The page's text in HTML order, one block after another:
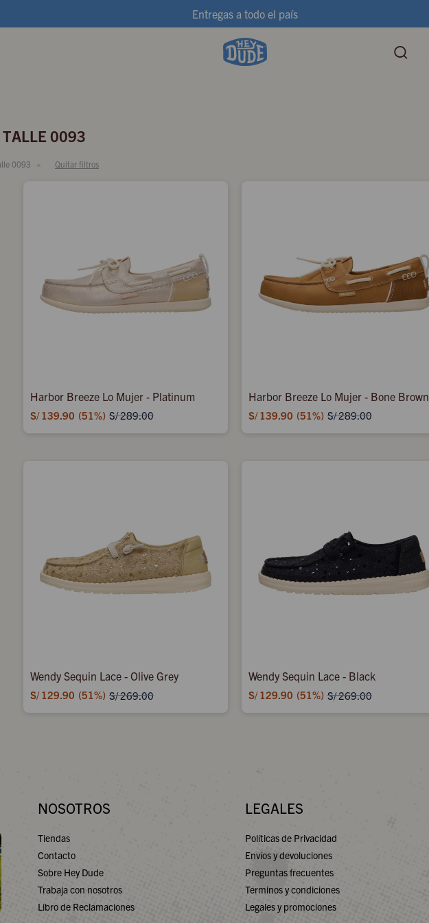
Entregas a todo el país
TALLE 0093
0093 Quitar filtros
Harbor Breeze Lo Mujer - Platinum
S/ 139.90 51 S/289.00
Harbor Breeze Lo Mujer - Bone Brown
S/ 139.90 51 S/289.00
Wendy Sequin Lace - Olive Grey
S/ 129.90 51 S/269.00
Wendy Sequin Lace - Black
S/ 129.90 51 S/269.00
NOSOTROS
Tiendas
Contacto
Sobre Hey Dude
Trabaja con nosotros
Libro de Reclamaciones
LEGALES
Políticas de Privacidad
Envíos y devoluciones
Preguntas frecuentes
Términos y condiciones
Legales y promociones